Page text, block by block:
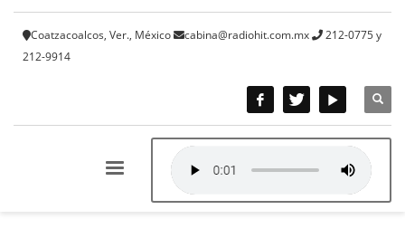
Coatzacoalcos, Ver., México cabina@radiohit.com.mx
212-0775 y
212-9914